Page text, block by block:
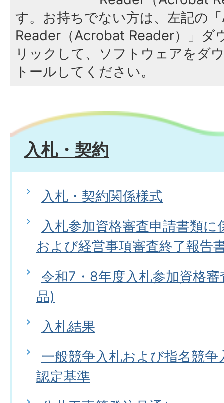
す。お持ちでない方は、左記の
Reader（Acrobat Reader）」ダ
リックして、ソフトウェアをダ
トールしてください。
入札・契約
入札・契約関係様式
入札参加資格審査申請書類
および経営事項審査終了報告
令和7・8年度入札参加資格
品)
入札結果
一般競争入札および指名競
認定基準